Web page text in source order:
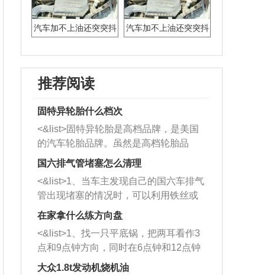
汽车加不上油还突突抖
汽车加不上油还突突抖
推荐阅读
固特异轮胎什么档次
<&list>固特异轮胎是高档品牌，是美国
的汽车轮胎品牌。虽然是高档轮胎品
牌，但是中高低端的轮胎都有生产，这
也是为了更好的开拓市场。
国六排气管堵塞怎么清理
<&list>1、当车主发现自己的国六车排气
管出现堵塞的情况时，可以利用铁丝或
者是细棍，直接将杂物给取出来，如果
堵塞情况比较严重，也可以采取应急措
施。 <&list>2、直接利用木棍将所有的
杂物推到排气管里面的位置处，然后将
三元催化器拆解开，就可以将堵塞的东
在家拿什么练方向盘
<&list>1、找一只平底锅，把两耳看作3
点和9点钟方向，同时在6点钟和12点钟
方向做一个标记。 <&list>2、双手握住
大众1.8t发动机烧机油